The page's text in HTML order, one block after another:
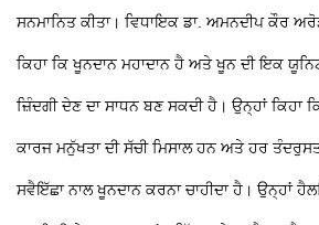
ਸਨਮਾਨਿਤ ਕੀਤਾ। ਵਿਧਾਇਕ ਡਾ. ਅਮਨਦੀਪ ਕੌਰ
ਕਿਹਾ ਕਿ ਖੂਨਦਾਨ ਮਹਾਦਾਨ ਹੈ ਅਤੇ ਖੂਨ ਦੀ ਇਕ
ਜ਼ਿੰਦਗੀ ਦੇਣ ਦਾ ਸਾਧਨ ਬਣ ਸਕਦੀ ਹੈ। ਉਨ੍ਹਾਂ ਕਿਹਾ
ਕਾਰਜ ਮਨੁੱਖਤਾ ਦੀ ਸੱਚੀ ਮਿਸਾਲ ਹਨ ਅਤੇ ਹਰ
ਸਵੈਇੱਛਾ ਨਾਲ ਖੂਨਦਾਨ ਕਰਨਾ ਚਾਹੀਦਾ ਹੈ। ਉਨ੍ਹਾਂ